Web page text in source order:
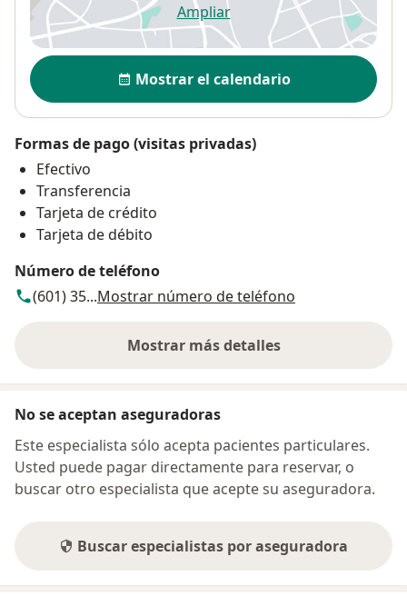
Ampliarse abre en una nueva
Disponibilidad
Mostrar el calendario
Formas de pago (visitas privadas)
Efectivo
Transferencia
Tarjeta de crédito
Tarjeta de débito
Número de teléfono
(601) 35...Mostrar número de teléfono
Mostrar más detalles
sobre la dirección
No se aceptan aseguradoras
Este especialista sólo acepta pacientes particulares.
Usted puede pagar directamente para reservar, o
buscar otro especialista que acepte su aseguradora.
Buscar especialistas por aseguradora